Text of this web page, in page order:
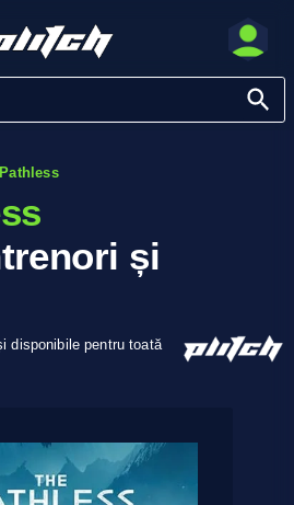
și
disponibile pentru toată